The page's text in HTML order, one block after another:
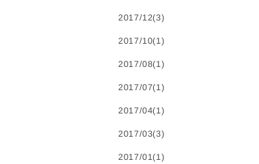
2017/12(3)
2017/10(1)
2017/08(1)
2017/07(1)
2017/04(1)
2017/03(3)
2017/01(1)